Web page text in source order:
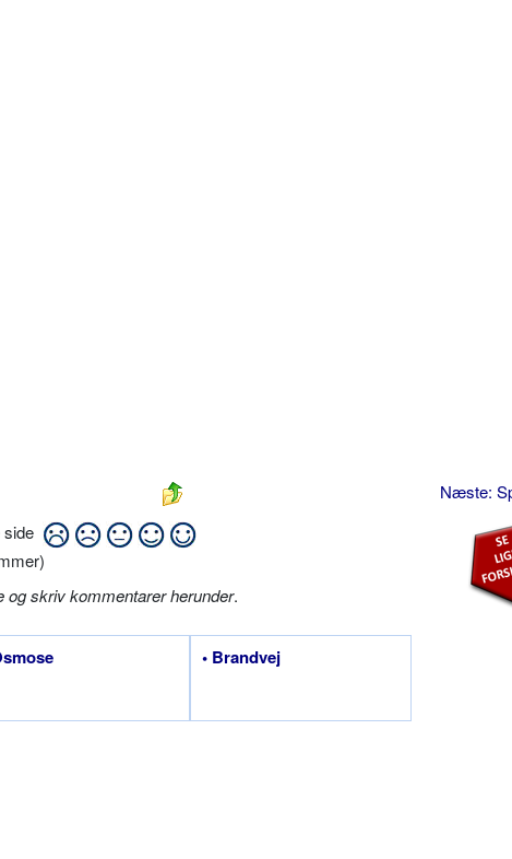
Næste:
side
og skriv kommentarer herunder.
• Brandvej